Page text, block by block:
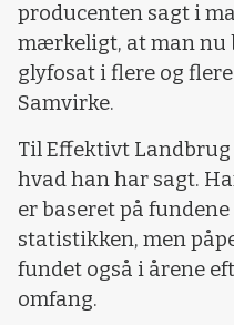
producenten sagt i
mærkeligt, at man nu
glyfosat i flere og
Samvirke.
Til Effektivt
hvad han har sagt.
er baseret på
statistikken, men
fundet også i årene
omfang.